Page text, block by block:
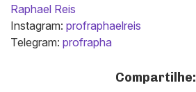
Raphael Reis
Instagram: profraphaelreis
Telegram: profrapha
Compartilhe: